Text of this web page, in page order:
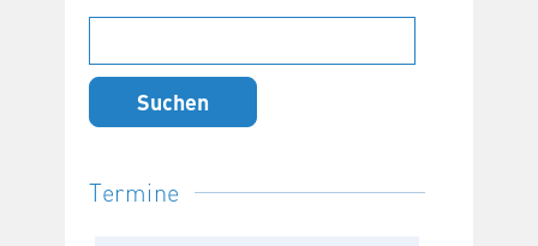
nach:
Termine